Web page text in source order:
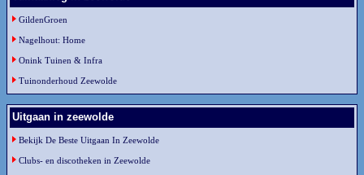
GildenGroen
Nagelhout: Home
Onink Tuinen & Infra
Tuinonderhoud Zeewolde
Uitgaan in zeewolde
Bekijk De Beste Uitgaan In Zeewolde
Clubs- en discotheken in Zeewolde